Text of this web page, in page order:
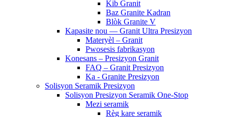
Kib Granit
Baz Granite Kadran
Blòk Granite V
Kapasite nou — Granit Ultra Presizyon
Materyèl – Granit
Pwosesis fabrikasyon
Konesans – Presizyon Granit
FAQ – Granit Presizyon
Ka - Granite Presizyon
Solisyon Seramik Presizyon
Solisyon Presizyon Seramik One-Stop
Mezi seramik
Règ kare seramik